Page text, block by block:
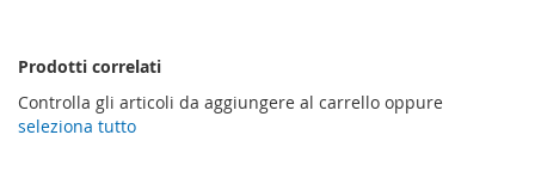
Prodotti correlati
Controlla gli articoli da aggiungere al carrello oppure
seleziona tutto